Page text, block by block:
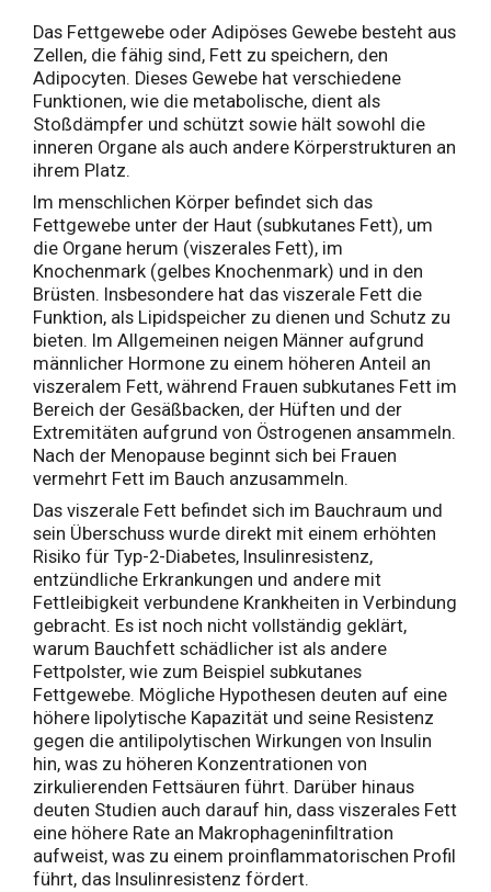
Das Fettgewebe oder Adipöses Gewebe besteht aus
Zellen, die fähig sind, Fett zu speichern, den
Adipocyten. Dieses Gewebe hat verschiedene
Funktionen, wie die metabolische, dient als
Stoßdämpfer und schützt sowie hält sowohl die
inneren Organe als auch andere Körperstrukturen an
ihrem Platz.
Im menschlichen Körper befindet sich das
Fettgewebe unter der Haut (subkutanes Fett), um
die Organe herum (viszerales Fett), im
Knochenmark (gelbes Knochenmark) und in den
Brüsten. Insbesondere hat das viszerale Fett die
Funktion, als Lipidspeicher zu dienen und Schutz zu
bieten. Im Allgemeinen neigen Männer aufgrund
männlicher Hormone zu einem höheren Anteil an
viszeralem Fett, während Frauen subkutanes Fett im
Bereich der Gesäßbacken, der Hüften und der
Extremitäten aufgrund von Östrogenen ansammeln.
Nach der Menopause beginnt sich bei Frauen
vermehrt Fett im Bauch anzusammeln.
Das viszerale Fett befindet sich im Bauchraum und
sein Überschuss wurde direkt mit einem erhöhten
Risiko für Typ-2-Diabetes, Insulinresistenz,
entzündliche Erkrankungen und andere mit
Fettleibigkeit verbundene Krankheiten in Verbindung
gebracht. Es ist noch nicht vollständig geklärt,
warum Bauchfett schädlicher ist als andere
Fettpolster, wie zum Beispiel subkutanes
Fettgewebe. Mögliche Hypothesen deuten auf eine
höhere lipolytische Kapazität und seine Resistenz
gegen die antilipolytischen Wirkungen von Insulin
hin, was zu höheren Konzentrationen von
zirkulierenden Fettsäuren führt. Darüber hinaus
deuten Studien auch darauf hin, dass viszerales Fett
eine höhere Rate an Makrophageninfiltration
aufweist, was zu einem proinflammatorischen Profil
führt, das Insulinresistenz fördert.